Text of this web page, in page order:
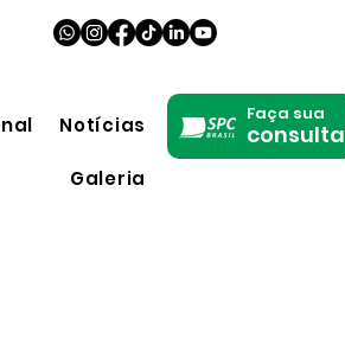
Notícias
Galeria
Faça sua
consulta